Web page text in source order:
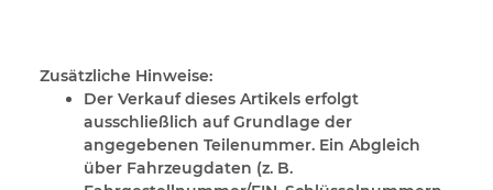
Zusätzliche Hinweise:
Der Verkauf dieses Artikels erfolgt
ausschließlich auf Grundlage der
angegebenen Teilenummer. Ein Abgleich
über Fahrzeugdaten (z. B.